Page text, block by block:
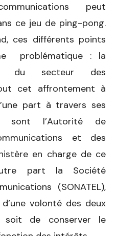
peut
ce jeu de ping-pong.
ces différents points
problématique : la
du secteur des
cet affrontement à
part à travers ses
sont l’Autorité de
et des
en charge de ce
part la Société
(SONATEL),
volonté des deux
soit de conserver le